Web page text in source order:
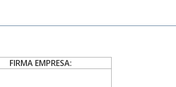
FIRMA EMPRESA: